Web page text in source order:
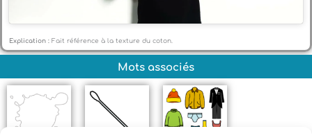
Explication : Fait référence à la texture du coton.
Mots associés